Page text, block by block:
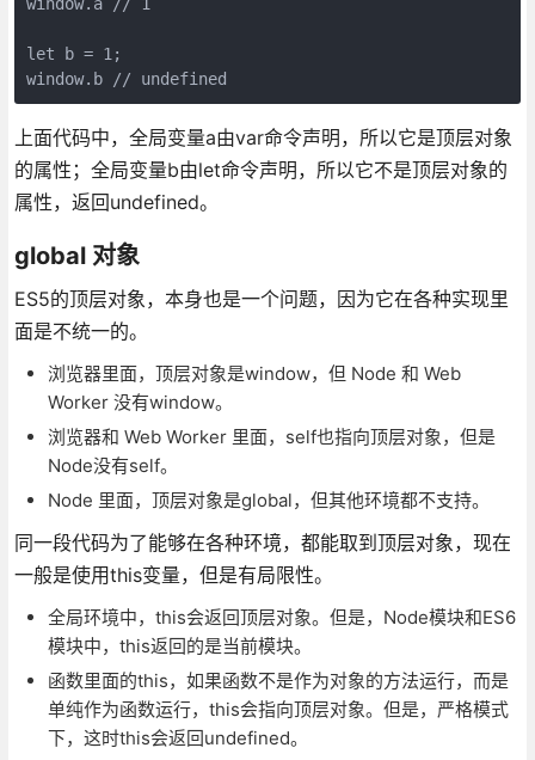
let b = 1;
上面代码中，全局变量a由var命令声明，所以它是顶层对象
的属性；全局变量b由let命令声明，所以它不是顶层对象的
属性，返回undefined。
global 对象
ES5的顶层对象，本身也是一个问题，因为它在各种实现里
面是不统一的。
浏览器里面，顶层对象是window，但 Node 和 Web
Worker 没有window。
浏览器和 Web Worker 里面，self也指向顶层对象，但是
Node没有self。
Node 里面，顶层对象是global，但其他环境都不支持。
同一段代码为了能够在各种环境，都能取到顶层对象，现在
一般是使用this变量，但是有局限性。
全局环境中，this会返回顶层对象。但是，Node模块和ES6
模块中，this返回的是当前模块。
函数里面的this，如果函数不是作为对象的方法运行，而是
单纯作为函数运行，this会指向顶层对象。但是，严格模式
下，这时this会返回undefined。